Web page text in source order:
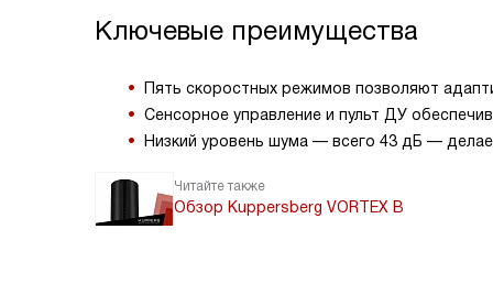
Ключевые преимущества
Пять скоростных режимов позволяют
Сенсорное управление и пульт ДУ
Низкий уровень шума — всего 43 дБ —
Читайте также
Обзор Kuppersberg VORTEX B